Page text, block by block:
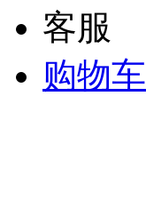
客服
购物车